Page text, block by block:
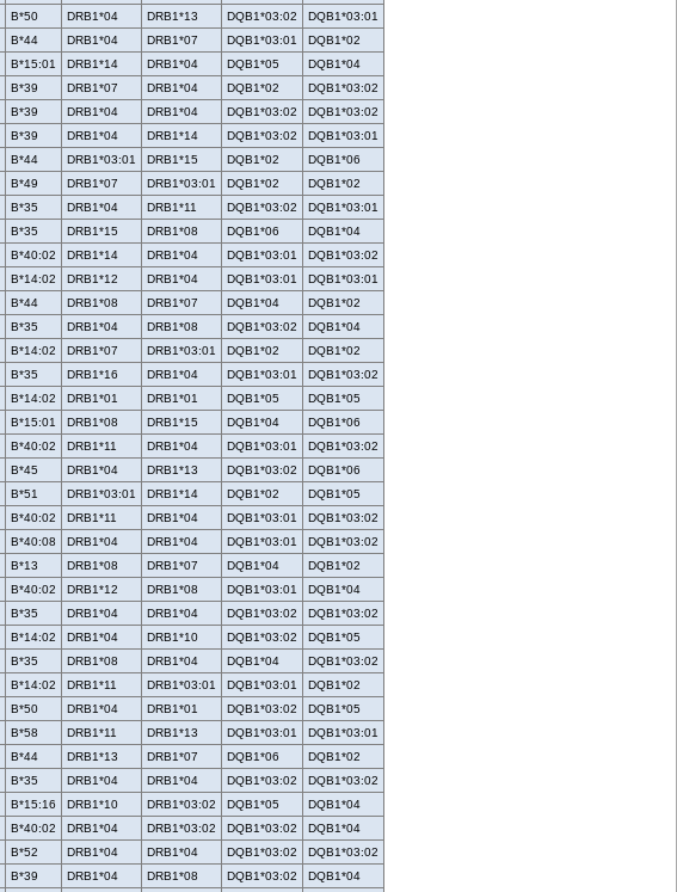
B*50 DRB1*04 DRB1*13 DQB1*03:02
DQB1*03:01
B*44 DRB1*04 DRB1*07 DQB1*03:01
DQB1*02
B*15:01 DRB1*14 DRB1*04 DQB1*05
DQB1*04
B*39 DRB1*07 DRB1*04 DQB1*02
DQB1*03:02
B*39 DRB1*04 DRB1*04 DQB1*03:02
DQB1*03:02
B*39 DRB1*04 DRB1*14 DQB1*03:02
DQB1*03:01
B*44 DRB1*03:01 DRB1*15 DQB1*02
DQB1*06
B*49 DRB1*07 DRB1*03:01 DQB1*02
DQB1*02
B*35 DRB1*04 DRB1*11 DQB1*03:02
DQB1*03:01
B*35 DRB1*15 DRB1*08 DQB1*06
DQB1*04
B*40:02 DRB1*14 DRB1*04 DQB1*03:01
DQB1*03:02
B*14:02 DRB1*12 DRB1*04 DQB1*03:01
DQB1*03:01
B*44 DRB1*08 DRB1*07 DQB1*04
DQB1*02
B*35 DRB1*04 DRB1*08 DQB1*03:02
DQB1*04
B*14:02 DRB1*07 DRB1*03:01 DQB1*02
DQB1*02
B*35 DRB1*16 DRB1*04 DQB1*03:01
DQB1*03:02
B*14:02 DRB1*01 DRB1*01 DQB1*05
DQB1*05
B*15:01 DRB1*08 DRB1*15 DQB1*04
DQB1*06
B*40:02 DRB1*11 DRB1*04 DQB1*03:01
DQB1*03:02
B*45 DRB1*04 DRB1*13 DQB1*03:02
DQB1*06
B*51 DRB1*03:01 DRB1*14 DQB1*02
DQB1*05
B*40:02 DRB1*11 DRB1*04 DQB1*03:01
DQB1*03:02
B*40:08 DRB1*04 DRB1*04 DQB1*03:01
DQB1*03:02
B*13 DRB1*08 DRB1*07 DQB1*04
DQB1*02
B*40:02 DRB1*12 DRB1*08 DQB1*03:01
DQB1*04
B*35 DRB1*04 DRB1*04 DQB1*03:02
DQB1*03:02
B*14:02 DRB1*04 DRB1*10 DQB1*03:02
DQB1*05
B*35 DRB1*08 DRB1*04 DQB1*04
DQB1*03:02
B*14:02 DRB1*11 DRB1*03:01 DQB1*03:01
DQB1*02
B*50 DRB1*04 DRB1*01 DQB1*03:02
DQB1*05
B*58 DRB1*11 DRB1*13 DQB1*03:01
DQB1*03:01
B*44 DRB1*13 DRB1*07 DQB1*06
DQB1*02
B*35 DRB1*04 DRB1*04 DQB1*03:02
DQB1*03:02
B*15:16 DRB1*10 DRB1*03:02 DQB1*05
DQB1*04
B*40:02 DRB1*04 DRB1*03:02 DQB1*03:02
DQB1*04
B*52 DRB1*04 DRB1*04 DQB1*03:02
DQB1*03:02
B*39 DRB1*04 DRB1*08 DQB1*03:02
DQB1*04